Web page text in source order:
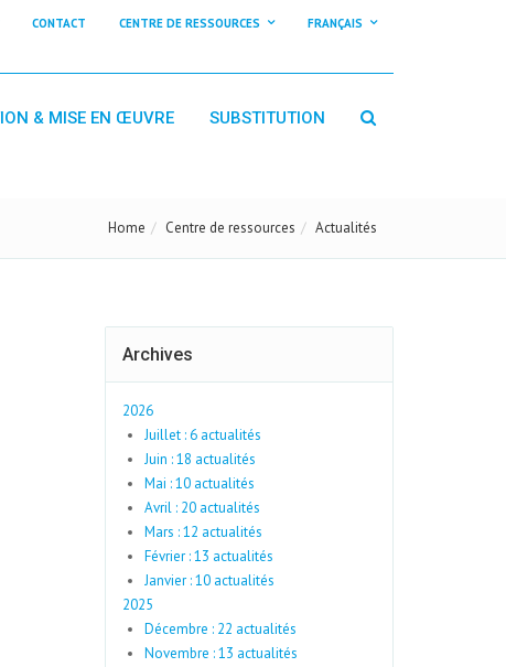
CONTACT CENTRE DE RESSOURCES FRANÇAIS
& MISE EN ŒUVRE SUBSTITUTION
Home Centre de ressources Actualités
Archives
2026
Juillet : 6 actualités
Juin : 18 actualités
Mai : 10 actualités
Avril : 20 actualités
Mars : 12 actualités
Février : 13 actualités
Janvier : 10 actualités
2025
Décembre : 22 actualités
Novembre : 13 actualités